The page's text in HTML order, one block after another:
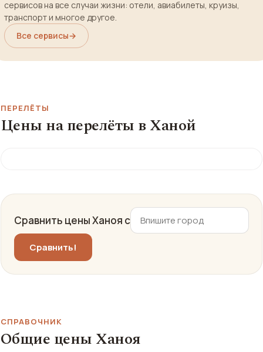
сервисов на все случаи жизни: отели, авиабилеты, круизы,
транспорт и многое другое.
Все сервисы→
ПЕРЕЛЁТЫ
Цены на перелёты в Ханой
Сравнить цены Ханоя с
СПРАВОЧНИК
Общие цены Ханоя